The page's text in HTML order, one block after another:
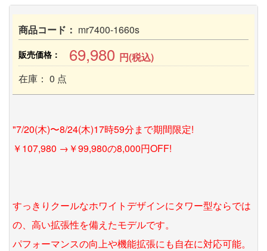
商品コード： mr7400-1660s
販売価格： 69,980 円(税込)
在庫： 0 点
"7/20(木)〜8/24(木)17時59分まで期間限定!
￥107,980 →￥99,980の8,000円OFF!
すっきりクールなホワイトデザインにタワー型ならでは
の、高い拡張性を備えたモデルです。
パフォーマンスの向上や機能拡張にも自在に対応可能。